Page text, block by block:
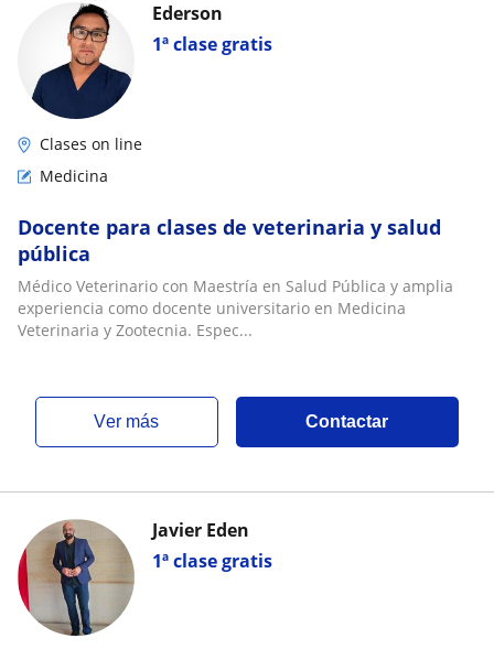
1ª clase gratis
Ederson
Clases on line
Medicina
Docente para clases de veterinaria y salud
pública
Médico Veterinario con Maestría en Salud Pública y amplia
experiencia como docente universitario en Medicina
Veterinaria y Zootecnia. Espec...
ver más Contactar
1ª clase gratis
Javier Eden